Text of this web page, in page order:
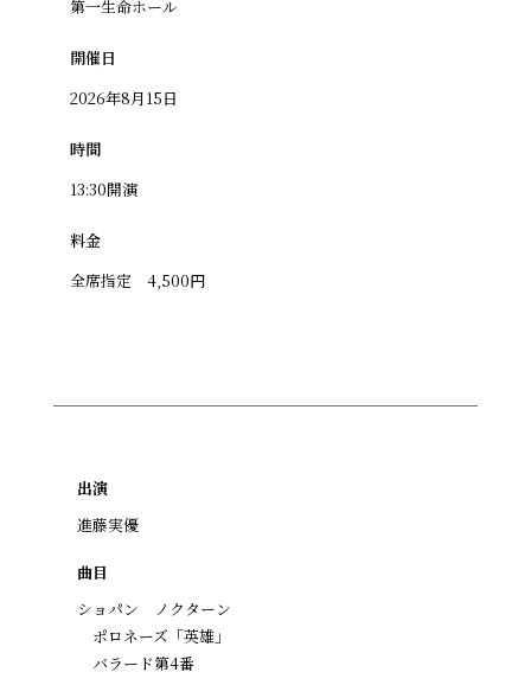
第一生命ホール
開催日
2026年8月15日
時間
13:30開演
料金
全席指定 4,500円
出演
進藤実優
曲目
ショパン ノクターン
ポロネーズ「英雄」
バラード第4番